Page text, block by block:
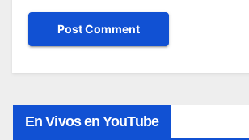
En Vivos en YouTube